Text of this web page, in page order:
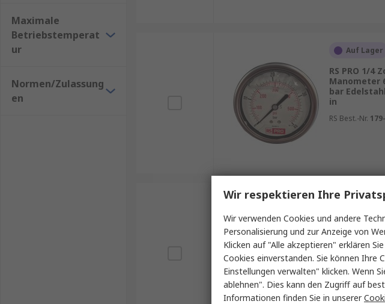
Maximale
Betriebstemperat
ur
Normen/Zulassung
en
Auf Lager
RS PRO 1/4
Manometer
bar
in
RS Best.-Nr.
RS PRO Mit
bar → 16 bar
Gehäuse G
RS Best.-Nr.
Wir respektieren Ihre
Wir verwenden Cookies und andere
Personalisierung und zur Anzeige von
Klicken auf "Alle akzeptieren" erklären
Cookies einverstanden. Sie können Ihre
Einstellungen verwalten" klicken. Wenn
ablehnen". Dies kann den Zugriff auf
Informationen finden Sie in unserer